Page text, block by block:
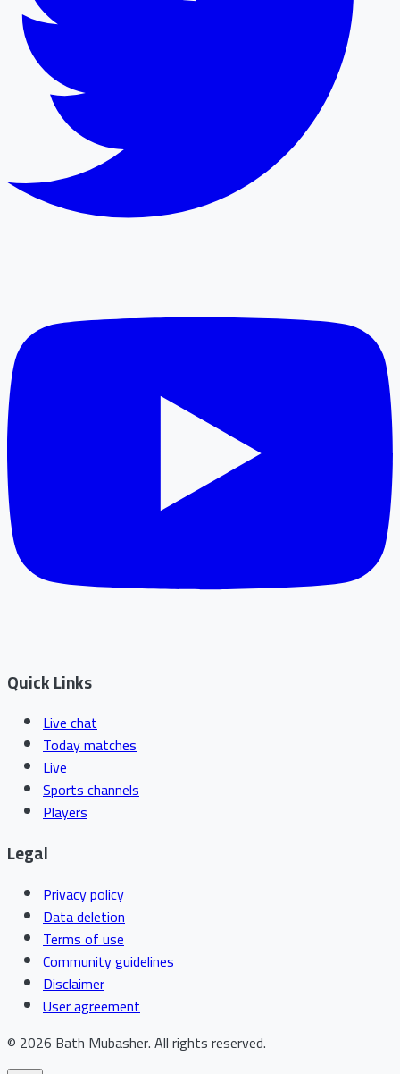
Quick Links
Live chat
Today matches
Live
Sports channels
Players
Legal
Privacy policy
Data deletion
Terms of use
Community guidelines
Disclaimer
User agreement
© 2026 Bath Mubasher.All rights reserved.